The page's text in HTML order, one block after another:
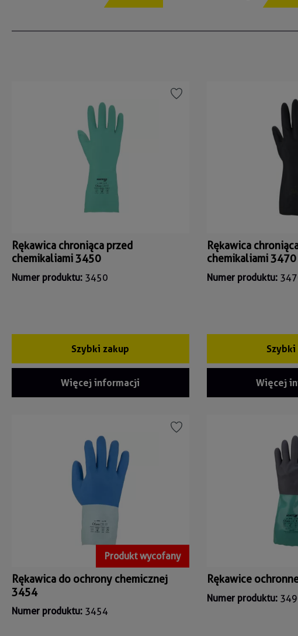
Rękawica chroniąca przed
chemikaliami 3450
Numer produktu: 3450
Szybki zakup
Więcej informacji
Rękawica
chemikaliami 3470
Numer produktu:
Szybki
Więcej
Produkt wycofany
Rękawica do ochrony chemicznej
3454
Numer produktu: 3454
Rękawice
Numer produktu: